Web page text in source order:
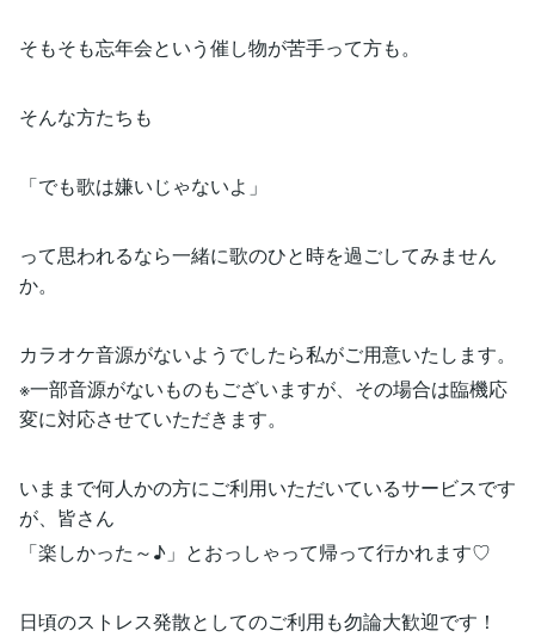
そもそも忘年会という催し物が苦手って方も。
そんな方たちも
「でも歌は嫌いじゃないよ」
って思われるなら一緒に歌のひと時を過ごしてみません
か。
カラオケ音源がないようでしたら私がご用意いたします。
※一部音源がないものもございますが、その場合は臨機応
変に対応させていただきます。
いままで何人かの方にご利用いただいているサービスです
が、皆さん
「楽しかった～♪」とおっしゃって帰って行かれます♡
日頃のストレス発散としてのご利用も勿論大歓迎です！